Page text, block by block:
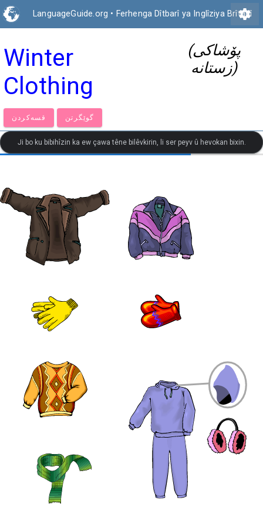
LanguageGuide.org • Ferhenga Dîtbarî ya Inglîziya Brîtanî
settings
Winter
Clothing
(پۆشاکی
زستانە)
قسەكردن گوێگرتن
Ji bo ku bibihîzin ka ew çawa têne bilêvkirin, li ser peyv û hevokan bixin.